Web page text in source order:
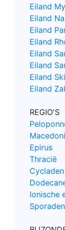
Eiland
Eiland
Eiland
Eiland
Eiland
Eiland
Eiland
Eiland
REGIO'S
Epirus
Thracië
Cycladen
Ionische
Sporaden